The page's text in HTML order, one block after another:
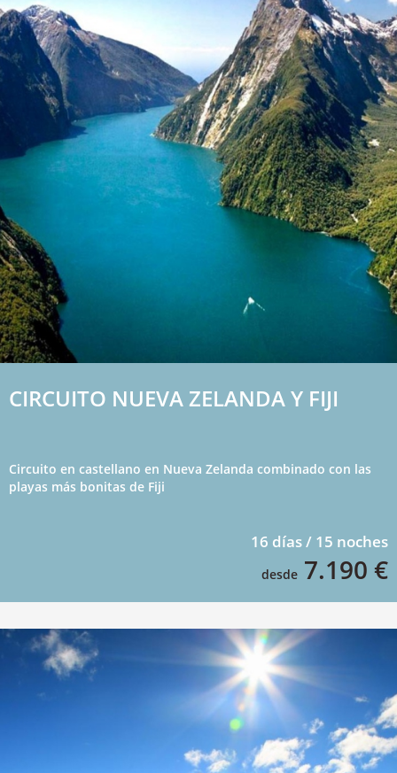
CIRCUITO NUEVA ZELANDA Y FIJI
Circuito en castellano en Nueva Zelanda combinado con las
playas más bonitas de Fiji
16 días / 15 noches
desde 7.190 €